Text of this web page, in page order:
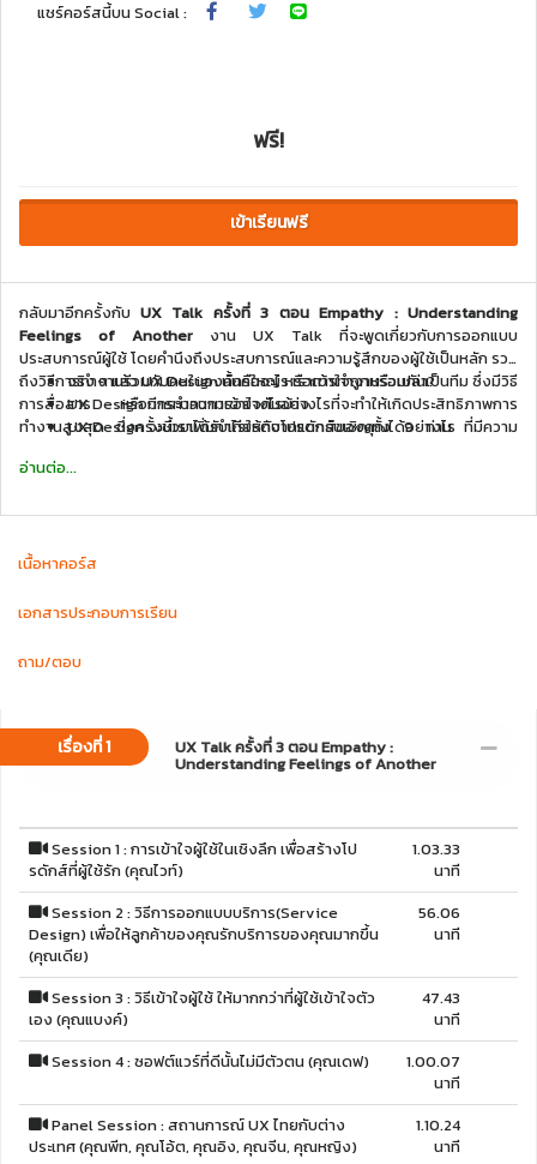
แชร์คอร์สนี้บน Social :
ฟรี!
เข้าเรียนฟรี
กลับมาอีกครั้งกับ UX Talk ครั้งที่ 3 ตอน Empathy : Understanding
Feelings of Another งาน UX Talk ที่จะพูดเกี่ยวกับการออกแบบ
ประสบการณ์ผู้ใช้ โดยคำนึงถึงประสบการณ์และความรู้สึกของผู้ใช้เป็นหลัก รวม
ถึงวิธีการทำงานร่วมกับคนในองค์กรใหญ่ หรือการทำงานร่วมกันเป็นทีม ซึ่งมีวิธี
การสื่อสาร หรือการทำความเข้าใจกันอย่างไรที่จะทำให้เกิดประสิทธิภาพการ
ทำงานสูงสุด ซึ่งครั้งนี้เราได้รับเกียรติจากแขกรับเชิญทั้ง 9 ท่าน ที่มีความ
จริง ๆ แล้ว UX Design นั้นคืออะไร เราเข้าใจถูกหรือเปล่า?
UX Design มีกระบวนการอย่างไรบ้าง
UX Design จะช่วยเพิ่มกำไรให้กับโปรดักส์ของคุณได้อย่างไร
UX ทำหน้าที่อะไร ใครเป็นคนรับผิดชอบ
ด้าน UX Designer ต้องรู้อะไรบ้าง
อ่านต่อ...
เนื้อหาคอร์ส
เอกสารประกอบการเรียน
ถาม/ตอบ
เรื่องที่ 1 UX Talk ครั้งที่ 3 ตอน Empathy :
Understanding Feelings of Another
Session 1 : การเข้าใจผู้ใช้ในเชิงลึก เพื่อสร้างโป
รดักส์ที่ผู้ใช้รัก (คุณไวท์)
1.03.33
นาที
Session 2 : วิธีการออกแบบบริการ(Service
Design) เพื่อให้ลูกค้าของคุณรักบริการของคุณมากขึ้น
(คุณเดีย)
56.06
นาที
Session 3 : วิธีเข้าใจผู้ใช้ ให้มากกว่าที่ผู้ใช้เข้าใจตัว
เอง (คุณแบงค์)
47.43
นาที
Session 4 : ซอฟต์แวร์ที่ดีนั้นไม่มีตัวตน (คุณเดฟ)
1.00.07
นาที
Panel Session : สถานการณ์ UX ไทยกับต่าง
ประเทศ (คุณพีท, คุณโอ้ต, คุณอิง, คุณจีน, คุณหญิง)
1.10.24
นาที